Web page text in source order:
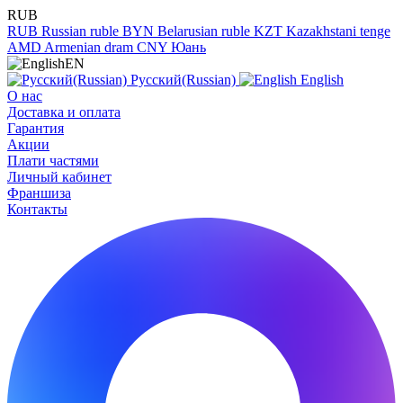
RUB
RUB Russian ruble BYN Belarusian ruble KZT Kazakhstani tenge
AMD Armenian dram CNY Юань
EN
Русский(Russian)
English
О нас
Доставка и оплата
Гарантия
Акции
Плати частями
Личный кабинет
Франшиза
Контакты